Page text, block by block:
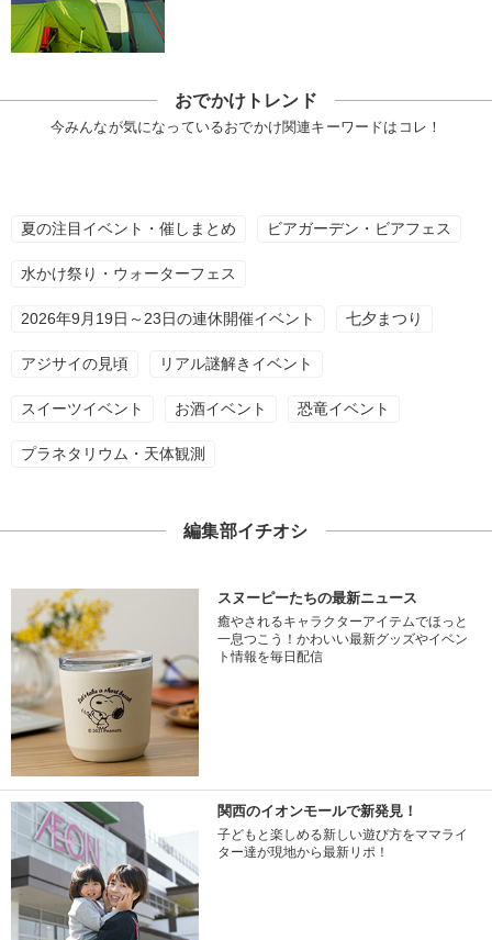
おでかけトレンド
今みんなが気になっているおでかけ関連キーワードはコレ！
夏の注目イベント・催しまとめ ビアガーデン・ビアフェス
水かけ祭り・ウォーターフェス
2026年9月19日～23日の連休開催イベント 七夕まつり
アジサイの見頃 リアル謎解きイベント
スイーツイベント お酒イベント 恐竜イベント
プラネタリウム・天体観測
編集部イチオシ
スヌーピーたちの最新ニュース
癒やされるキャラクターアイテムでほっと
一息つこう！かわいい最新グッズやイベン
ト情報を毎日配信
関西のイオンモールで新発見！
子どもと楽しめる新しい遊び方をママライ
ター達が現地から最新リポ！